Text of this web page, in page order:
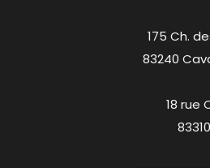
175 Ch.
83240
18 rue